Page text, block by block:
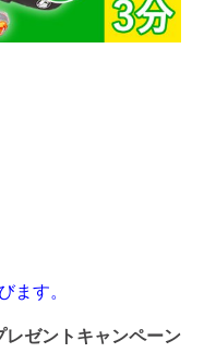
ます。
レゼントキャンペーン